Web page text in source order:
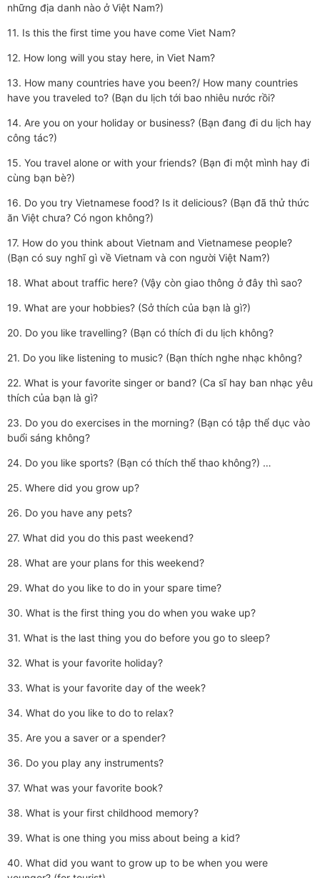
những địa danh nào ở Việt Nam?)
11. Is this the first time you have come Viet Nam?
12. How long will you stay here, in Viet Nam?
13. How many countries have you been?/ How many countries
have you traveled to? (Bạn du lịch tới bao nhiêu nước rồi?
14. Are you on your holiday or business? (Bạn đang đi du lịch hay
công tác?)
15. You travel alone or with your friends? (Bạn đi một mình hay đi
cùng bạn bè?)
16. Do you try Vietnamese food? Is it delicious? (Bạn đã thử thức
ăn Việt chưa? Có ngon không?)
17. How do you think about Vietnam and Vietnamese people?
(Bạn có suy nghĩ gì về Vietnam và con người Việt Nam?)
18. What about traffic here? (Vậy còn giao thông ở đây thì sao?
19. What are your hobbies? (Sở thích của bạn là gì?)
20. Do you like travelling? (Bạn có thích đi du lịch không?
21. Do you like listening to music? (Bạn thích nghe nhạc không?
22. What is your favorite singer or band? (Ca sĩ hay ban nhạc yêu
thích của bạn là gì?
23. Do you do exercises in the morning? (Bạn có tập thể dục vào
buổi sáng không?
24. Do you like sports? (Bạn có thích thể thao không?) …
25. Where did you grow up?
26. Do you have any pets?
27. What did you do this past weekend?
28. What are your plans for this weekend?
29. What do you like to do in your spare time?
30. What is the first thing you do when you wake up?
31. What is the last thing you do before you go to sleep?
32. What is your favorite holiday?
33. What is your favorite day of the week?
34. What do you like to do to relax?
35. Are you a saver or a spender?
36. Do you play any instruments?
37. What was your favorite book?
38. What is your first childhood memory?
39. What is one thing you miss about being a kid?
40. What did you want to grow up to be when you were